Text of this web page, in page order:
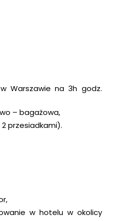
Warszawie na 3h godz.
– bagażowa,
przesiadkami).
w hotelu w okolicy